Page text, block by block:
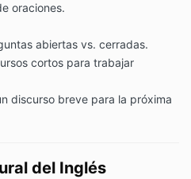
oraciones.
abiertas vs. cerradas.
cortos para trabajar
discurso breve para la próxima
del Inglés